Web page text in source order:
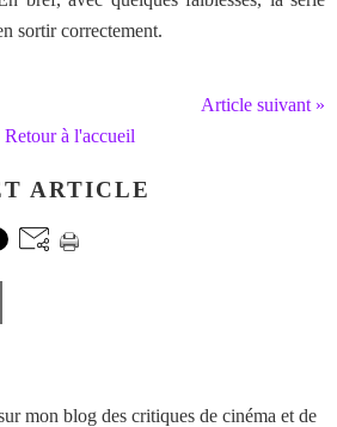
sortir correctement.
Article suivant »
Retour à l'accueil
ARTICLE
mon blog des critiques de cinéma et de